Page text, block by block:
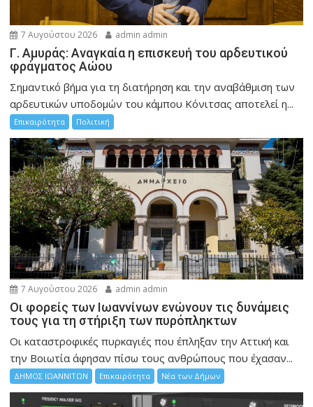
7 Αυγούστου 2026 admin admin
Γ. Αμυράς: Αναγκαία η επισκευή του αρδευτικού
φράγματος Αώου
Σημαντικό βήμα για τη διατήρηση και την αναβάθμιση των
αρδευτικών υποδομών του κάμπου Κόνιτσας αποτελεί η...
Επικαιρότητα Πολιτική
7 Αυγούστου 2026 admin admin
Οι φορείς των Ιωαννίνων ενώνουν τις δυνάμεις
τους για τη στήριξη των πυρόπληκτων
Οι καταστροφικές πυρκαγιές που έπληξαν την Αττική και
την Bοιωτία άφησαν πίσω τους ανθρώπους που έχασαν...
ΔΗΜΟΣ ΙΩΑΝΝΙΤΩΝ Επικαιρότητα Νέα των Δήμων